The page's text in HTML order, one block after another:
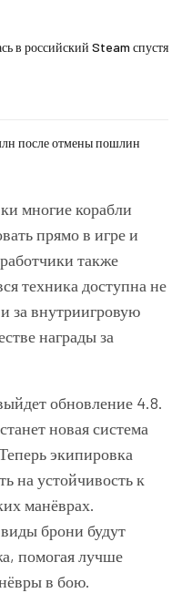
в российский Steam спустя
после отмены пошлин
многие корабли
прямо в игре и
также
техника доступна не
за внутриигровую
награды за
обновление 4.8.
новая система
экипировка
на устойчивость к
манёврах.
брони будут
помогая лучше
в бою.